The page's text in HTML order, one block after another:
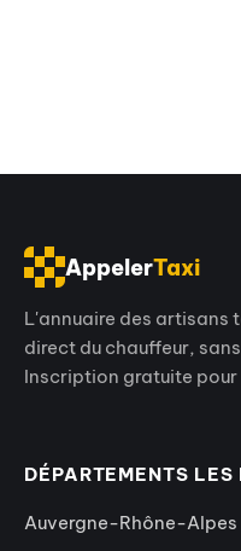
AppelerTaxi
L'annuaire des artisans
direct du chauffeur,
Inscription gratuite pour
DÉPARTEMENTS LES
Auvergne-Rhône-Alpes